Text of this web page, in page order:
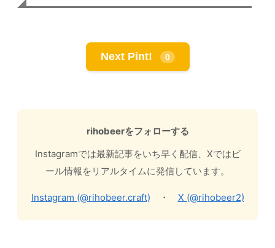
Next Pint! 0
rihobeerをフォローする
Instagramでは最新記事をいち早く配信、Xではビ
ール情報をリアルタイムに発信しています。
Instagram (@rihobeer.craft) ・ X (@rihobeer2)